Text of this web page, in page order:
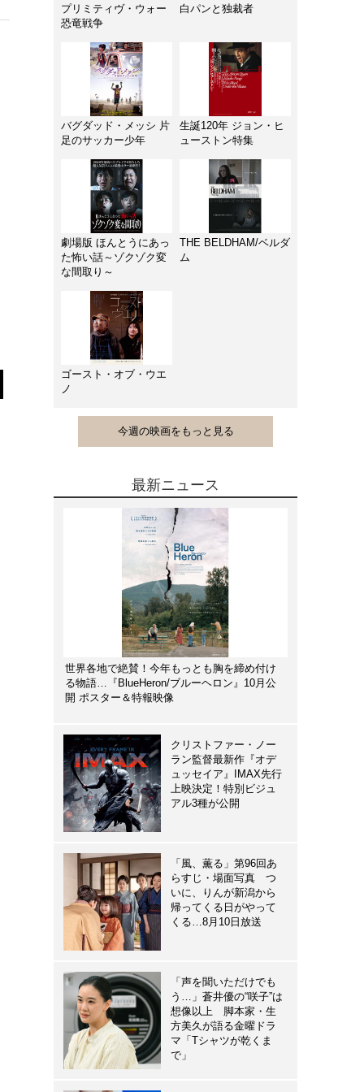
プリミティヴ・ウォー
恐竜戦争
白パンと独裁者
バグダッド・メッシ 片
足のサッカー少年
生誕120年 ジョン・ヒ
ューストン特集
劇場版 ほんとうにあっ
た怖い話～ゾクゾク変
な間取り～
THE BELDHAM/ベルダ
ム
ゴースト・オブ・ウエ
ノ
今週の映画をもっと見る
最新ニュース
世界各地で絶賛！今年もっとも胸を締め付け
る物語…『BlueHeron/ブルーヘロン』10月公
開 ポスター＆特報映像
クリストファー・ノー
ラン監督最新作『オデ
ュッセイア』IMAX先行
上映決定！特別ビジュ
アル3種が公開
「風、薫る」第96回あ
らすじ・場面写真 つ
いに、りんが新潟から
帰ってくる日がやって
くる…8月10日放送
「声を聞いただけでも
う…」蒼井優の“咲子”は
想像以上 脚本家・生
方美久が語る金曜ドラ
マ「Tシャツが乾くま
で」